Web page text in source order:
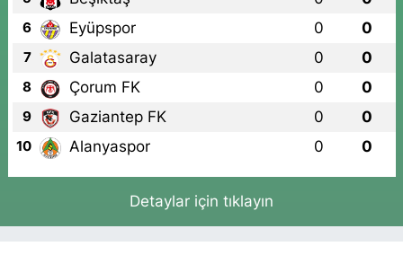
6 Eyüpspor 0 0
7 Galatasaray 0 0
8 Çorum FK 0 0
9 Gaziantep FK 0 0
10 Alanyaspor 0 0
Detaylar için tıklayın